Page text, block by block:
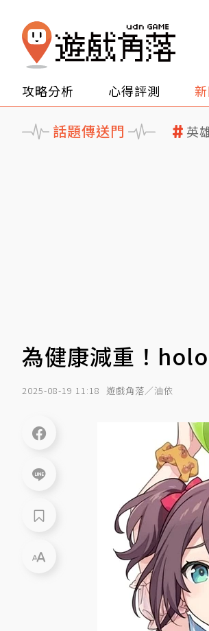
攻略分析 心得評測
話題傳送門 英
為健康減重！
2025-08-19 11:18 遊戲角落／油依